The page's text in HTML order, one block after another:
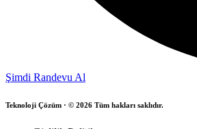
Şimdi Randevu Al
Teknoloji Çözüm · © 2026 Tüm hakları saklıdır.